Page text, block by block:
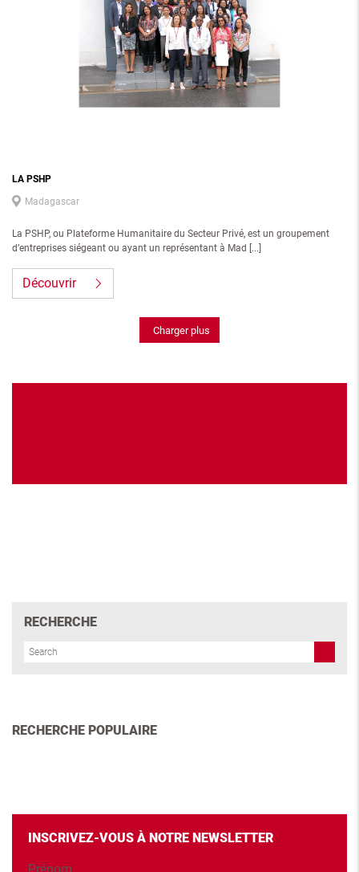
LA PSHP
Madagascar
La PSHP, ou Plateforme Humanitaire du Secteur Privé, est un groupement
d’entreprises siégeant ou ayant un représentant à Mad [...]
Découvrir
Charger plus
RECHERCHE
RECHERCHE POPULAIRE
INSCRIVEZ-VOUS À NOTRE NEWSLETTER